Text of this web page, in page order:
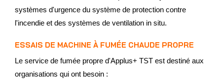
systèmes d'urgence du système de protection contre
l'incendie et des systèmes de ventilation in situ.
ESSAIS DE MACHINE À FUMÉE CHAUDE PROPRE
Le service de fumée propre d'Applus+ TST est destiné aux
organisations qui ont besoin :